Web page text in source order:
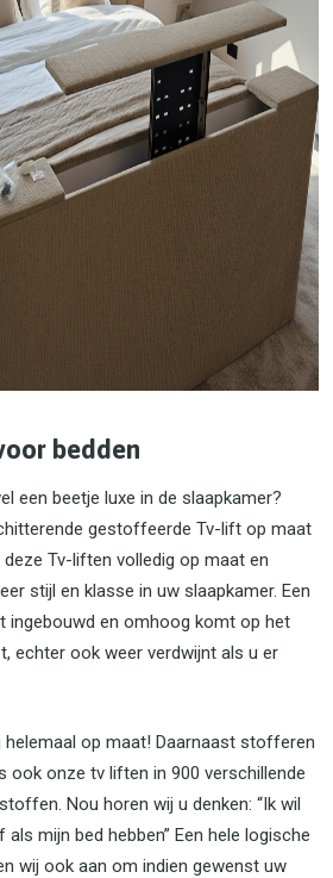
bedden
een beetje luxe in de slaapkamer?
gestoffeerde Tv-lift op maat
Tv-liften volledig op maat en
stijl en klasse in uw slaapkamer. Een
ingebouwd en omhoog komt op het
echter ook weer verdwijnt als u er
op maat! Daarnaast stofferen
ook onze tv liften in 900 verschillende
Nou horen wij u denken: “Ik wil
mijn bed hebben” Een hele logische
wij ook aan om indien gewenst uw